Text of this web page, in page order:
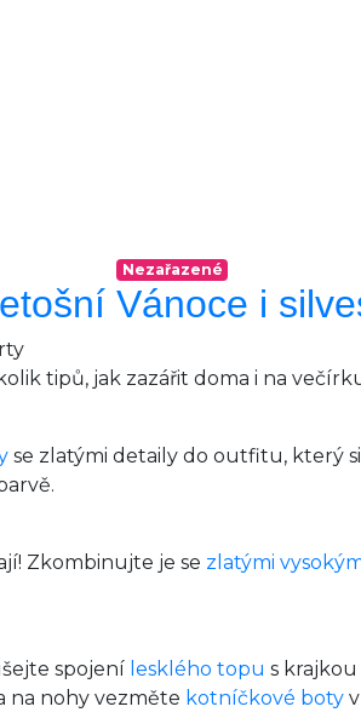
Nezařazené
Vánoce i
tipů, jak zazářit doma i na
se zlatými detaily do outfitu, který
Zkombinujte je se zlatými
spojení lesklého topu s
na nohy vezměte kotníčkové boty